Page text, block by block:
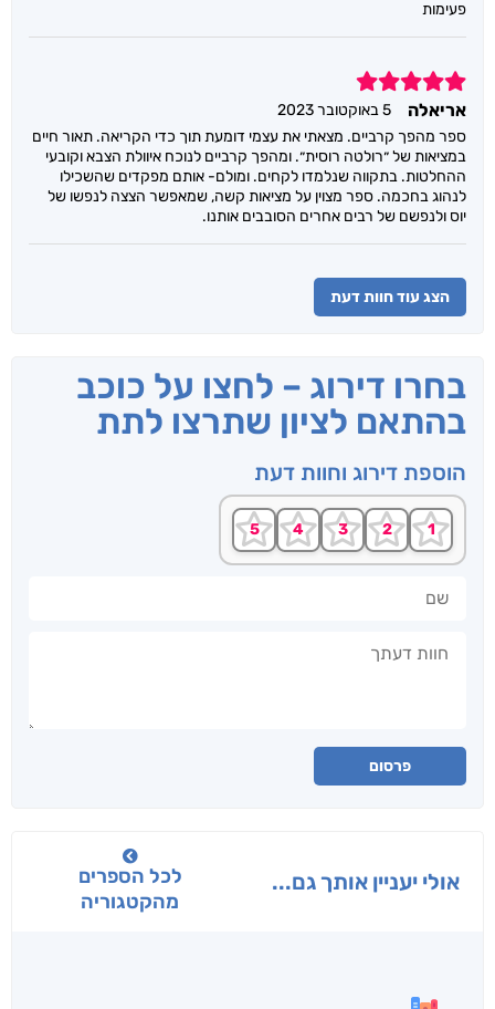
פעימות
5
אריאלה
5 באוקטובר 2023
ספר מהפך קרביים. מצאתי את עצמי דומעת תוך כדי הקריאה. תאור חיים
במציאות של ״רולטה רוסית״. ומהפך קרביים לנוכח איוולת הצבא וקובעי
ההחלטות. בתקווה שנלמדו לקחים. ומולם- אותם מפקדים שהשכילו
לנהוג בחכמה. ספר מצוין על מציאות קשה, שמאפשר הצצה לנפשו של
יוס ולנפשם של רבים אחרים הסובבים אותנו.
הצג עוד חוות דעת
בחרו דירוג – לחצו על כוכב
בהתאם לציון שתרצו לתת
הוספת דירוג וחוות דעת
פרסום
אולי יעניין אותך גם...
לכל הספרים
מהקטגוריה